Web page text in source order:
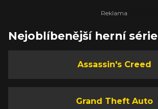
Nejoblíbenější herní série
Assassin's Creed
Grand Theft Auto